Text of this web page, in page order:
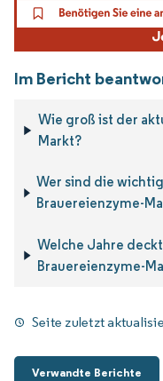
Im Bericht
Wie groß ist der
Markt?
Wer sind die
Brauereienzyme-
Welche Jahre
Brauereienzyme-
Seite zuletzt
Verwandte Berichte